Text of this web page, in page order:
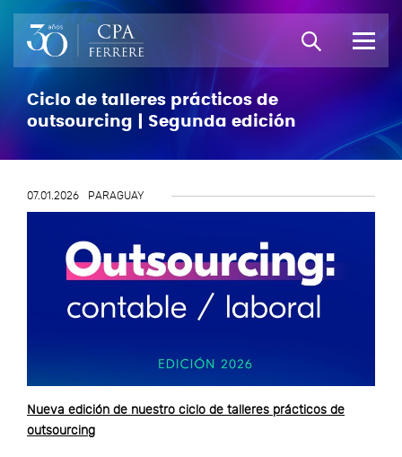
Ciclo de talleres prácticos de
outsourcing | Segunda edición
07.01.2026 PARAGUAY
Nueva edición de nuestro ciclo de talleres prácticos de
outsourcing